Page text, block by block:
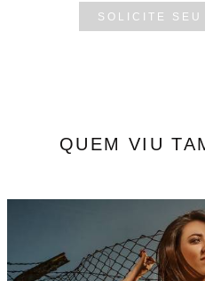
SOLICITE SEU
QUEM VIU